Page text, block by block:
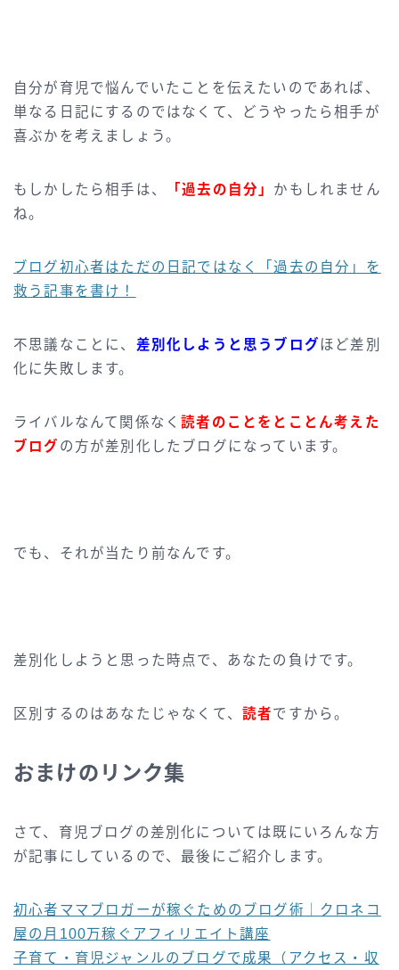
自分が育児で悩んでいたことを伝えたいのであれば、
単なる日記にするのではなくて、どうやったら相手が
喜ぶかを考えましょう。
もしかしたら相手は、 「過去の自分」 かもしれません
ね。
ブログ初心者はただの日記ではなく「過去の自分」を
救う記事を書け！
不思議なことに、 差別化しようと思うブログほど差別
化に失敗します。
ライバルなんて関係なく読者のことをとことん考えた
ブログ の方が差別化したブログになっています。
でも、それが当たり前なんです。
差別化しようと思った時点で、あなたの負けです。
区別するのはあなたじゃなくて、 読者ですから。
おまけのリンク集
さて、育児ブログの差別化については既にいろんな方
が記事にしているので、最後にご紹介します。
初心者ママブロガーが稼ぐためのブログ術｜クロネコ
屋の月100万稼ぐアフィリエイト講座
子育て・育児ジャンルのブログで成果（アクセス・収